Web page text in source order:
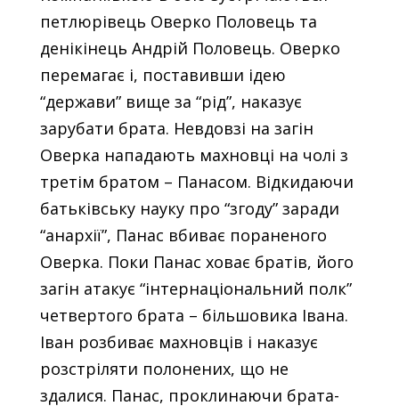
петлюрівець Оверко Половець та
денікінець Андрій Половець. Оверко
перемагає і, поставивши ідею
“держави” вище за “рід”, наказує
зарубати брата. Невдовзі на загін
Оверка нападають махновці на чолі з
третім братом – Панасом. Відкидаючи
батьківську науку про “згоду” заради
“анархії”, Панас вбиває пораненого
Оверка. Поки Панас ховає братів, його
загін атакує “інтернаціональний полк”
четвертого брата – більшовика Івана.
Іван розбиває махновців і наказує
розстріляти полонених, що не
здалися. Панас, проклинаючи брата-